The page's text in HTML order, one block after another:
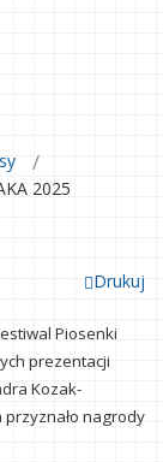
2025
Drukuj
Piosenki
prezentacji
Kozak-
przyznało nagrody